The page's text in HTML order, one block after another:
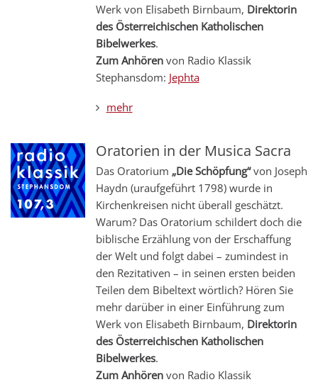
Werk von Elisabeth Birnbaum, Direktorin
des Österreichischen Katholischen
Bibelwerkes.
Zum Anhörenvon Radio Klassik
Stephansdom: Jephta
mehr
Oratorien in der Musica Sacra
Das Oratorium „Die Schöpfung“von Joseph
Haydn (uraufgeführt 1798) wurde in
Kirchenkreisen nicht überall geschätzt.
Warum? Das Oratorium schildert doch die
biblische Erzählung von der Erschaffung
der Welt und folgt dabei – zumindest in
den Rezitativen – in seinen ersten beiden
Teilen dem Bibeltext wörtlich? Hören Sie
mehr darüber in einer Einführung zum
Werk von Elisabeth Birnbaum, Direktorin
des Österreichischen Katholischen
Bibelwerkes.
Zum Anhörenvon Radio Klassik